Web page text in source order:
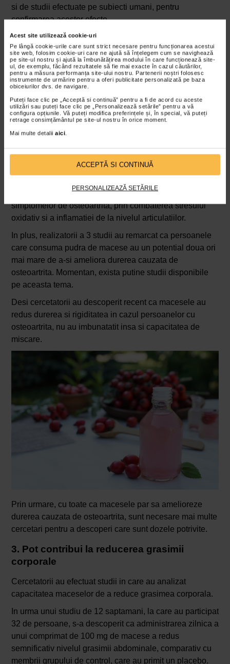
Acest site utilizează cookie-uri
Pe lângă cookie-urile care sunt strict necesare pentru funcționarea acestui
site web, folosim cookie-uri care ne ajută să înțelegem cum se navighează
pe site-ul nostru și ajută la îmbunătățirea modului în care funcționează site-
ul, de exemplu, făcând rezultatele să fie mai exacte în cazul căutărilor,
pentru a măsura performanța site-ului nostru. Partenerii noștri folosesc
instrumente de urmărire pentru a oferi publicitate personalizată pe baza
obiceiurilor dvs. de navigare.
Puteți face clic pe „Acceptă si continuă” pentru a fi de acord cu aceste
utilizări sau puteți face clic pe „Personalizează setările” pentru a vă
configura opțiunile. Vă puteți modifica preferințele și, în special, vă puteți
retrage consimțământul pe site-ul nostru în orice moment.
Mai multe detalii aici
ACCEPTĂ SI CONTINUĂ
PERSONALIZEAZĂ SETĂRILE
si de studii efectuate pe subiecti umani, pentru
confirmarea acestor efecte.
2. Macesele ar putea ameliora durerea
cauzata de artrita
Macesele au fost bine studiate pentru efectele lor asupra
durerii provocate deosteoartrita.
Osteoartrita este unul dintre cele mai frecvente tipuri de
artrita, afectand 10% dintre barbati si, respectiv, 13%
dintre femeile cu varsta peste 60 de ani. Osteoartrita este
articulatii, fenomen care provoaca dureri si inflamatii
suplimente cu macese poate ajuta la ameliorarea
simptomelor de osteoartrita, prin combaterea stresului
oxidativ si a inflamatiei de la nivelul articulatiilor.
In plus, realizatorii a 3 studii au remarcat ca persoanele
care consuma pudra de macese au un potential doua ori
mai mare de a-si ameliora durerea cauzata de
osteoartrita. Momentan, exista putine studii disponibile
pe aceasta tema.
Desi cercetatorii au descoperit recent ca macesele au
redus durerea si rigiditatea in cazul persoanelor cu
osteoartrita, nu au imbunatatit insa si capacitatea de
miscare.
Prin urmare, cu toate ca macesele par sa amelioreze
durerea cauzata de osteoartrita, sunt necesare mai multe
cercetari pentru a descoperi care sunt dozele potrivite.
3. Pot contribui la reducerea grasimii
corporale
Cercetatorii au efectuat studii in care au analizat
capacitatea maceselor de a reduce grasimea corporala.
In urma unui studiu de 12 saptamani, la care au participat
32 de persoane, s-a descoperit ca administrarea zilnica a
unui comprimat de 100 mg de macese a redus
semnificativ nivelul grasimii abdominale, comparativ cu
membrii grupului de control, care au primit un placebo.